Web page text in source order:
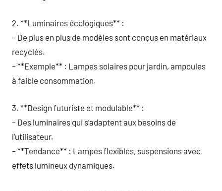
2. **Luminaires écologiques** :
– De plus en plus de modèles sont conçus en matériaux
recyclés.
– **Exemple** : Lampes solaires pour jardin, ampoules
à faible consommation.
3. **Design futuriste et modulable** :
– Des luminaires qui s’adaptent aux besoins de
l’utilisateur.
– **Tendance** : Lampes flexibles, suspensions avec
effets lumineux dynamiques.